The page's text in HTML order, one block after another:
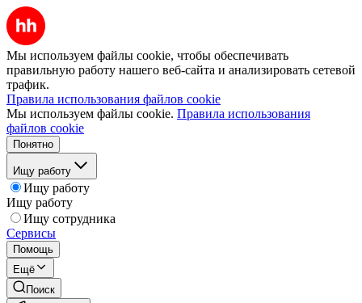
Мы используем файлы cookie, чтобы обеспечивать
правильную работу нашего веб-сайта и анализировать сетевой
трафик.
Правила использования файлов cookie
Мы используем файлы cookie. Правила использования
файлов cookie
Понятно
Ищу работу
Ищу работу
Ищу работу
Ищу сотрудника
Сервисы
Помощь
Ещё
Поиск